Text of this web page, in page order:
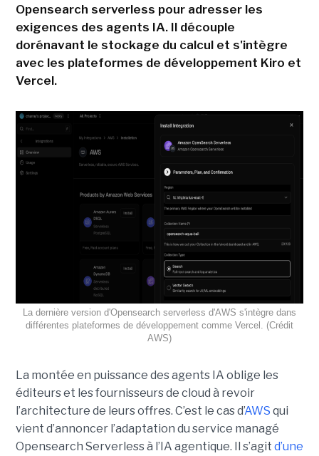
Opensearch serverless pour adresser les
exigences des agents IA. Il découple
dorénavant le stockage du calcul et s'intègre
avec les plateformes de développement Kiro et
Vercel.
La dernière version d'Opensearch serverless d'AWS s'intègre dans
différentes plateformes de développement comme Vercel. (Crédit
AWS)
La montée en puissance des agents IA oblige les
éditeurs et les fournisseurs de cloud à revoir
l’architecture de leurs offres. C’est le cas d’AWS qui
vient d’annoncer l’adaptation du service managé
Opensearch Serverless à l’IA agentique. Il s’agit d’une